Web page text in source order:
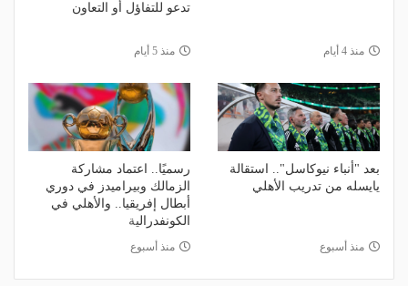
منذ 4 أيام
تدعو للتفاؤل أو التعاون
منذ 5 أيام
بعد "أنباء نيوكاسل".. استقالة
يايسله من تدريب الأهلي
منذ أسبوع
رسميًا.. اعتماد مشاركة
الزمالك وبيراميدز في دوري
أبطال إفريقيا.. والأهلي في
الكونفدرالية
منذ أسبوع